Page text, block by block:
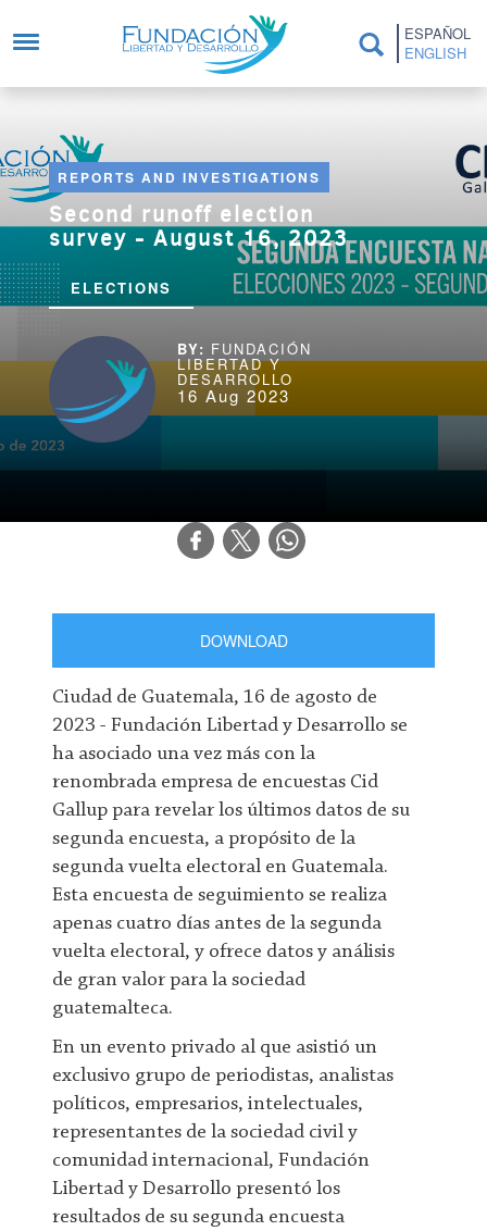
ESPAÑOL
ENGLISH
REPORTS AND INVESTIGATIONS
Second runoff election
survey - August 16, 2023
ELECTIONS
FUNDACIÓN
LIBERTAD Y
DESARROLLO
16 Aug 2023
DOWNLOAD
Ciudad de Guatemala, 16 de agosto de
2023 - Fundación Libertad y Desarrollo se
ha asociado una vez más con la
renombrada empresa de encuestas Cid
Gallup para revelar los últimos datos de su
segunda encuesta, a propósito de la
segunda vuelta electoral en Guatemala.
Esta encuesta de seguimiento se realiza
apenas cuatro días antes de la segunda
vuelta electoral, y ofrece datos y análisis
de gran valor para la sociedad
guatemalteca.
En un evento privado al que asistió un
exclusivo grupo de periodistas, analistas
políticos, empresarios, intelectuales,
representantes de la sociedad civil y
comunidad internacional, Fundación
Libertad y Desarrollo presentó los
resultados de su segunda encuesta